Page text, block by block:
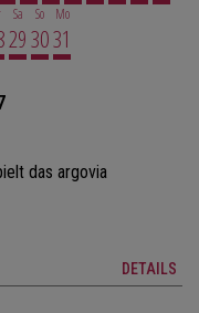
Sa
29
So
30
Mo
31
das argovia
DETAILS